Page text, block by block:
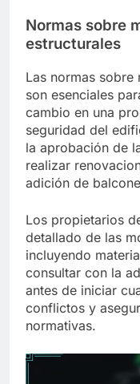
Normas sobre
estructurales
Las normas
son esenciales
cambio en una
seguridad del
la aprobación de
realizar
adición de
Los propietarios
detallado de las
incluyendo
consultar con la
antes de iniciar
conflictos y
normativas.